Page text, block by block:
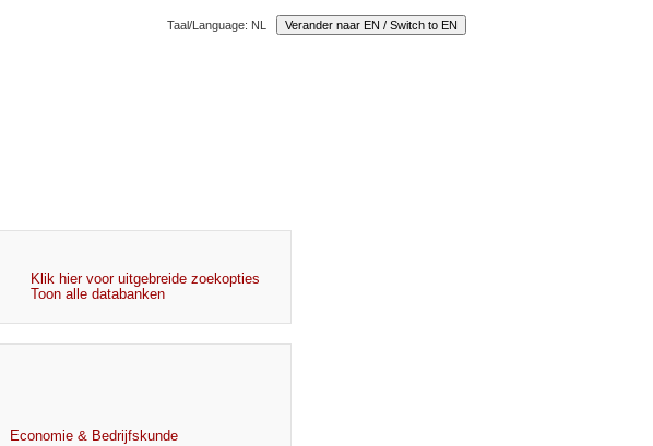
Taal/Language: NL
Klik hier voor uitgebreide zoekopties
Toon alle databanken
Economie & Bedrijfskunde